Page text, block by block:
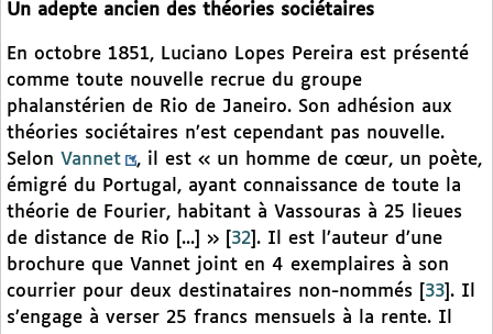
Un adepte ancien des théories sociétaires
En octobre 1851, Luciano Lopes Pereira est présenté
comme toute nouvelle recrue du groupe
phalanstérien de Rio de Janeiro. Son adhésion aux
théories sociétaires n’est cependant pas nouvelle.
Selon Vannet
, il est « un homme de cœur, un poète,
émigré du Portugal, ayant connaissance de toute la
théorie de Fourier, habitant à Vassouras à 25 lieues
de distance de Rio [...] »
32 . Il est l’auteur d’une
brochure que Vannet joint en 4 exemplaires à son
courrier pour deux destinataires non-nommés
33 . Il
s’engage à verser 25 francs mensuels à la rente. Il